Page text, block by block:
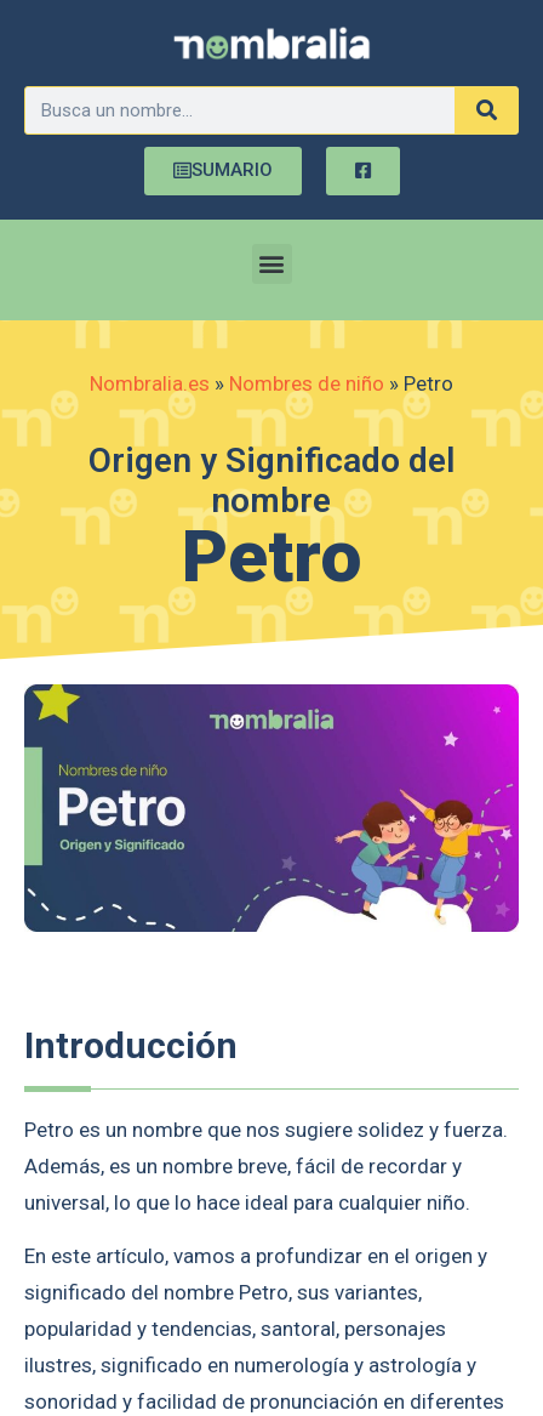
SUMARIO
Nombralia.es » Nombres de niño » Petro
Origen y Significado del
nombre
Petro
Introducción
Petro es un nombre que nos sugiere solidez y fuerza.
Además, es un nombre breve, fácil de recordar y
universal, lo que lo hace ideal para cualquier niño.
En este artículo, vamos a profundizar en el origen y
significado del nombre Petro, sus variantes,
popularidad y tendencias, santoral, personajes
ilustres, significado en numerología y astrología y
sonoridad y facilidad de pronunciación en diferentes